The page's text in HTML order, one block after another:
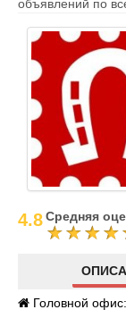
объявлений по
4.8Средняя
Головной офис: